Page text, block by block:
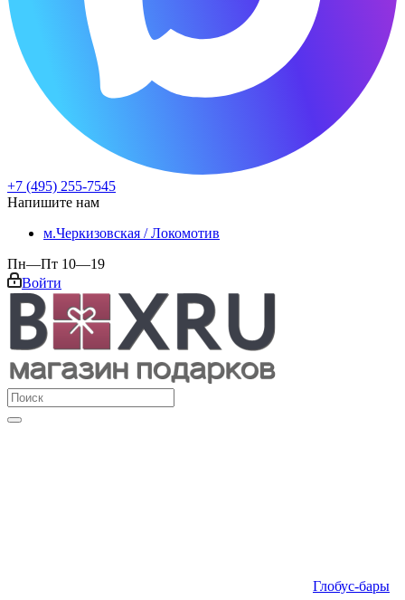
+7 (495) 255-7545
Напишите нам
м.Черкизовская / Локомотив
Пн—Пт 10—19
Войти
Глобус-бары